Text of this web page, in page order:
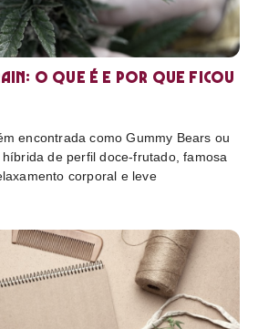
o que é e por que ficou
encontrada como Gummy Bears ou
de perfil doce-frutado, famosa
corporal e leve